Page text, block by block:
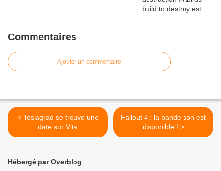
Commentaires
Ajouter un commentaire
< Teslagrad se trouve une
date sur Vita
Fallout 4 : la bande son est
disponible ! >
Hébergé par Overblog